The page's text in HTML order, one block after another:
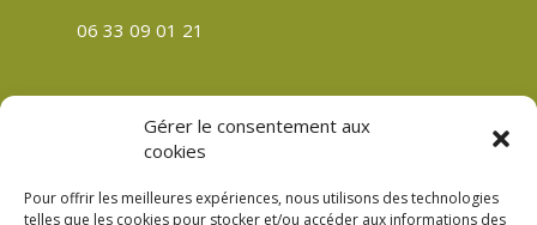
Gérer le consentement aux
cookies
Pour offrir les meilleures expériences, nous utilisons des technologies
telles que les cookies pour stocker et/ou accéder aux informations des
06 33 09 01 21
Mentions légales